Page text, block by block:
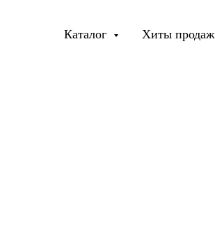
Каталог Хиты продаж